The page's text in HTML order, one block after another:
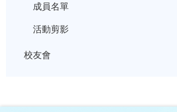
成員名單
活動剪影
校友會